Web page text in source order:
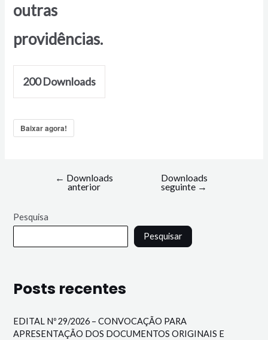
outras
providências.
200Downloads
Baixar agora!
← Downloads
anterior
Downloads
seguinte →
Pesquisa
Pesquisar
Posts recentes
EDITAL Nº 29/2026 – CONVOCAÇÃO PARA
APRESENTAÇÃO DOS DOCUMENTOS ORIGINAIS E